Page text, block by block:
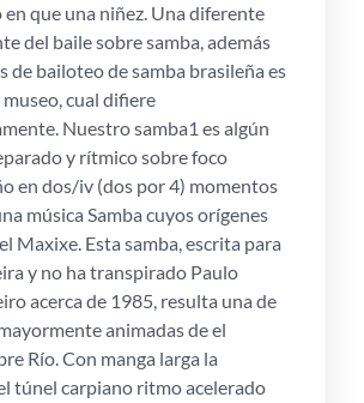
que una niñez. Una diferente
del baile sobre samba, además
de bailoteo de samba brasileña es
museo, cual difiere
Nuestro samba1​ es algún
y rítmico sobre foco
en dos/iv (dos por 4) momentos
música Samba cuyos orígenes
Maxixe. Esta samba, escrita para
y no ha transpirado Paulo
acerca de 1985, resulta una de
animadas de el
Río. Con manga larga la
túnel carpiano ritmo acelerado